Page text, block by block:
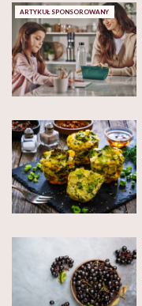
ARTYKUŁ SPONSOROWANY